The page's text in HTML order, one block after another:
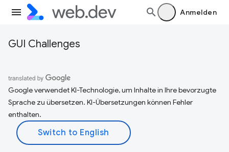
Anmelden
GUI Challenges
Google verwendet KI-Technologie, um Inhalte in Ihre bevorzugte
Sprache zu übersetzen. KI-Übersetzungen können Fehler
enthalten.